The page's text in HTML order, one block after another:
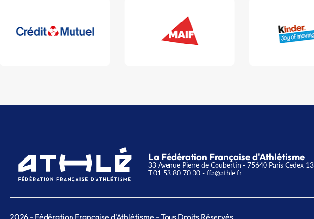
La Fédération Française d'Athlétisme
33 Avenue Pierre de Coubertin - 75640 Paris Cedex 13
T.01 53 80 70 00 - ffa@athle.fr
2026 - Fédération Française d'Athlétisme - Tous Droits Réservés